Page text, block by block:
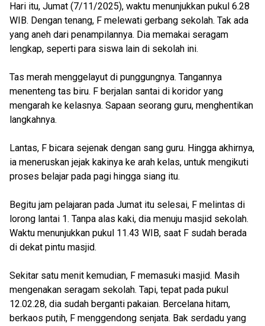
Hari itu, Jumat (7/11/2025), waktu menunjukkan pukul 6.28
WIB. Dengan tenang, F melewati gerbang sekolah. Tak ada
yang aneh dari penampilannya. Dia memakai seragam
lengkap, seperti para siswa lain di sekolah ini.
Tas merah menggelayut di punggungnya. Tangannya
menenteng tas biru. F berjalan santai di koridor yang
mengarah ke kelasnya. Sapaan seorang guru, menghentikan
langkahnya.
Lantas, F bicara sejenak dengan sang guru. Hingga akhirnya,
ia meneruskan jejak kakinya ke arah kelas, untuk mengikuti
proses belajar pada pagi hingga siang itu.
Begitu jam pelajaran pada Jumat itu selesai, F melintas di
lorong lantai 1. Tanpa alas kaki, dia menuju masjid sekolah.
Waktu menunjukkan pukul 11.43 WIB, saat F sudah berada
di dekat pintu masjid.
Sekitar satu menit kemudian, F memasuki masjid. Masih
mengenakan seragam sekolah. Tapi, tepat pada pukul
12.02.28, dia sudah berganti pakaian. Bercelana hitam,
berkaos putih, F menggendong senjata. Bak serdadu yang